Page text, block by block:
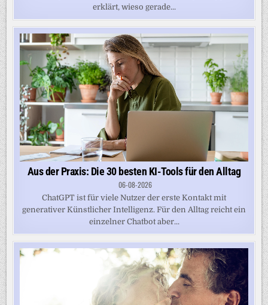
erklärt, wieso gerade...
Aus der Praxis: Die 30 besten KI-Tools für den Alltag
06-08-2026
ChatGPT ist für viele Nutzer der erste Kontakt mit
generativer Künstlicher Intelligenz. Für den Alltag reicht ein
einzelner Chatbot aber...